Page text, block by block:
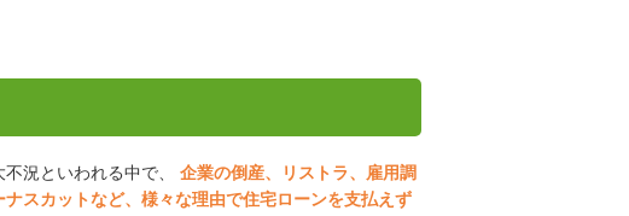
況といわれる中で、 企業の倒産、リストラ、雇用調
スカットなど、様々な理由で住宅ローンを支払えず